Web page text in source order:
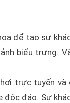
để tạo sự
biểu trưng.
trực tuyến và
độc đáo. Sự